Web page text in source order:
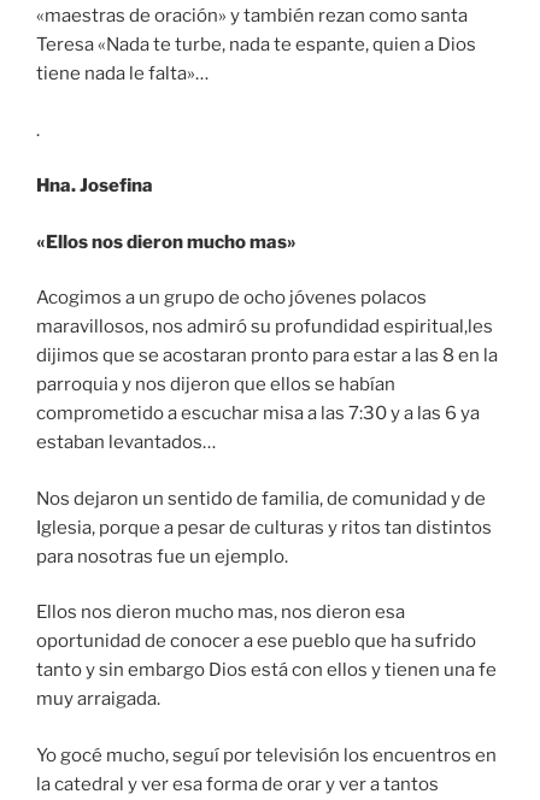
«maestras de oración» y también rezan como santa
Teresa «Nada te turbe, nada te espante, quien a Dios
tiene nada le falta»…
.
Hna. Josefina
«Ellos nos dieron mucho mas»
Acogimos a un grupo de ocho jóvenes polacos
maravillosos, nos admiró su profundidad espiritual,les
dijimos que se acostaran pronto para estar a las 8 en la
parroquia y nos dijeron que ellos se habían
comprometido a escuchar misa a las 7:30 y a las 6 ya
estaban levantados…
Nos dejaron un sentido de familia, de comunidad y de
Iglesia, porque a pesar de culturas y ritos tan distintos
para nosotras fue un ejemplo.
Ellos nos dieron mucho mas, nos dieron esa
oportunidad de conocer a ese pueblo que ha sufrido
tanto y sin embargo Dios está con ellos y tienen una fe
muy arraigada.
Yo gocé mucho, seguí por televisión los encuentros en
la catedral y ver esa forma de orar y ver a tantos